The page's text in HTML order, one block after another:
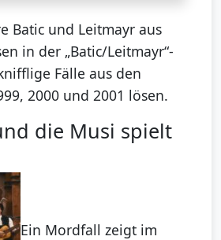
Batic und Leitmayr aus
in der „Batic/Leitmayr“-
Fälle aus den
2000 und 2001 lösen.
die Musi spielt
Ein Mordfall zeigt im